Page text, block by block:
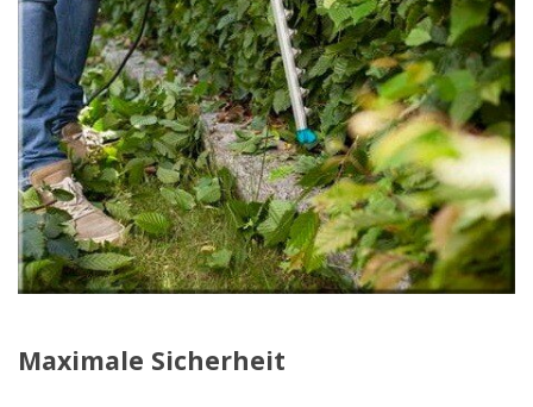
Maximale Sicherheit